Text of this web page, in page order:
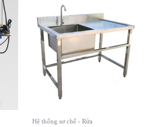
Hệ thống sơ chế - Rửa